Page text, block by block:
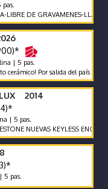
DE GRAVAMENES-LLANTAS
| 5 pas.
Por salida del país no se
2014
| 5 pas.
NUEVAS KEYLESS
5 pas.